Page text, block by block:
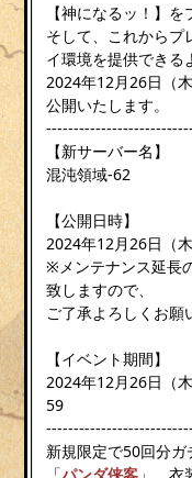
【神になるッ！】
そして、これからプ
イ環境を提供できる
2024年12月26日（
公開いたします。
【新サーバー名】
混沌領域-62
【公開日時】
2024年12月26日（
※メンテナンス延長
致しますので、
ご了承よろしくお願
【イベント期間】
2024年12月26日（
59
新規限定で50回分ガ
「パンダ侠客 」、衣